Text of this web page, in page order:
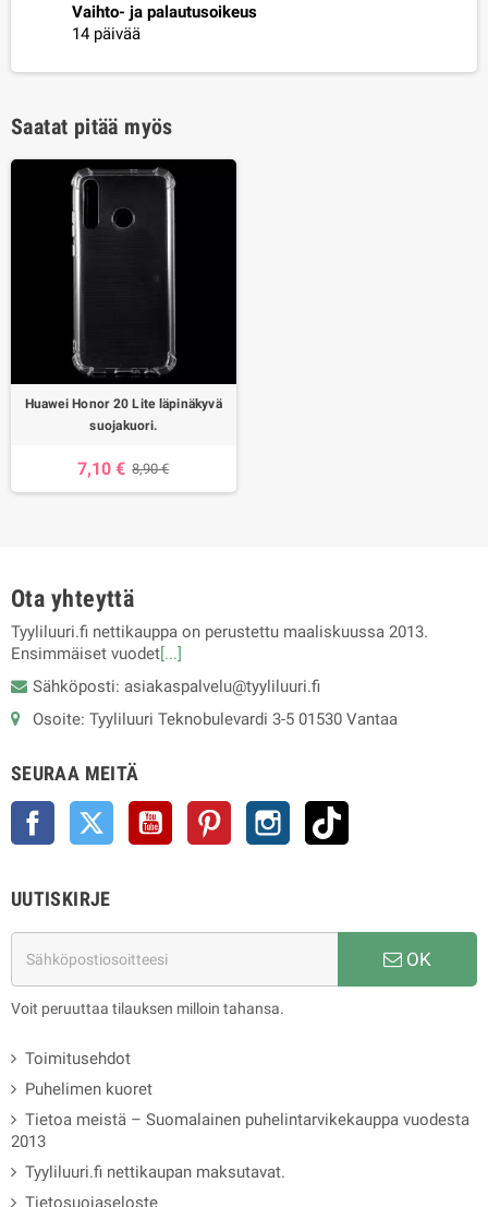
Vaihto- ja palautusoikeus
14 päivää
Saatat pitää myös
Huawei Honor 20 Lite läpinäkyvä
suojakuori.
7,10 € 8,90 €
Ota yhteyttä
Tyyliluuri.fi nettikauppa on perustettu maaliskuussa 2013.
Ensimmäiset vuodet[...]
Sähköposti: asiakaspalvelu@tyyliluuri.fi
Osoite: Tyyliluuri Teknobulevardi 3-5 01530 Vantaa
SEURAA MEITÄ
Facebook Twitter YouTube Pinterest Instagram
UUTISKIRJE
OK
Voit peruuttaa tilauksen milloin tahansa.
Toimitusehdot
Puhelimen kuoret
Tietoa meistä – Suomalainen puhelintarvikekauppa vuodesta
2013
Tyyliluuri.fi nettikaupan maksutavat.
Tietosuojaseloste